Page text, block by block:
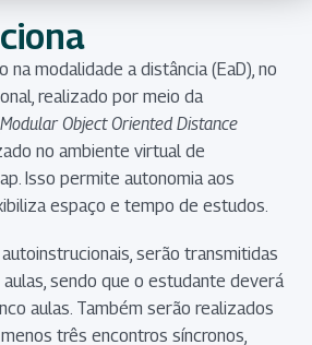
na modalidade a distância (EaD), no
realizado por meio da
Modular Object Oriented Distance
no ambiente virtual de
Isso permite autonomia aos
espaço e tempo de estudos.
serão transmitidas
sendo que o estudante deverá
aulas. Também serão realizados
três encontros síncronos,